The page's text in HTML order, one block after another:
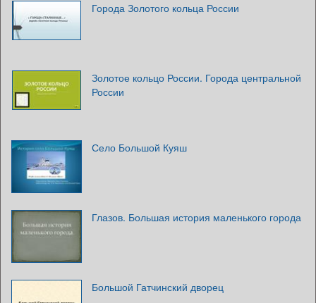
Города Золотого кольца России
Золотое кольцо России. Города центральной
России
Село Большой Куяш
Глазов. Большая история маленького города
Большой Гатчинский дворец